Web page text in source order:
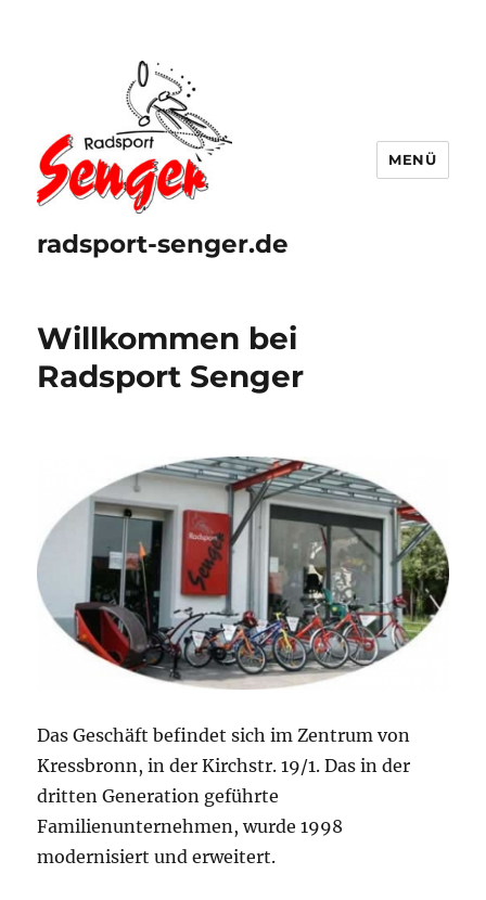
radsport-senger.de
MENÜ
Willkommen bei
Radsport Senger
Das Geschäft befindet sich im Zentrum von
Kressbronn, in der Kirchstr. 19/1. Das in der
dritten Generation geführte
Familienunternehmen, wurde 1998
modernisiert und erweitert.